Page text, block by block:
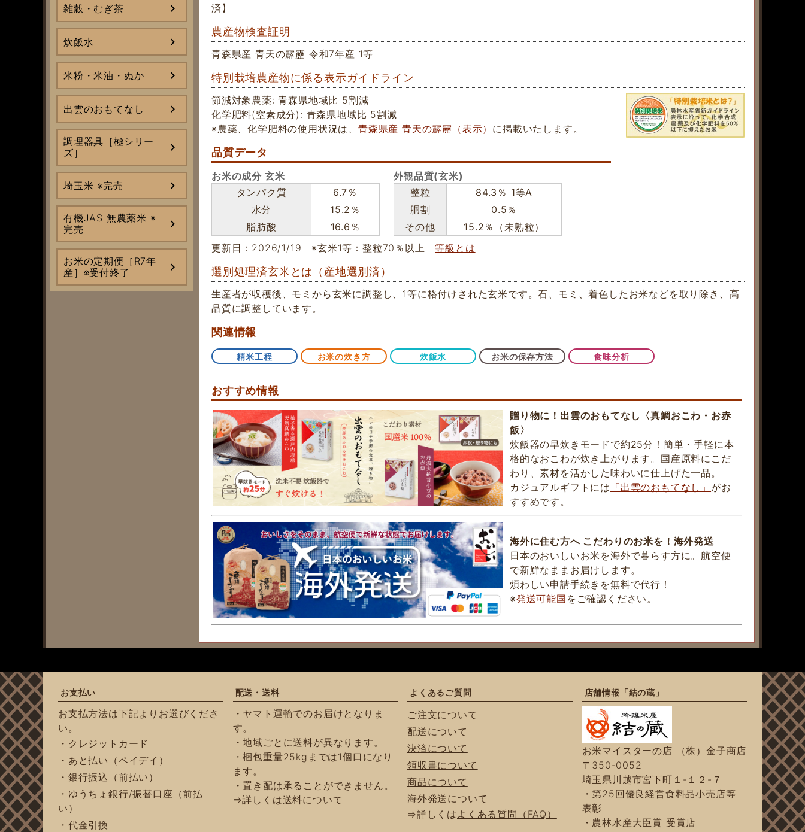
雑穀・むぎ茶
炊飯水
米粉・米油・ぬか
出雲のおもてなし
調理器具［極シリー
ズ］
埼玉米 ※完売
有機JAS 無農薬米 ※
完売
お米の定期便［R7年
産］※受付終了
済】
農産物検査証明
青森県産 青天の霹靂 令和7年産 1等
特別栽培農産物に係る表示ガイドライン
節減対象農薬: 青森県地域比 5割減
化学肥料(窒素成分): 青森県地域比 5割減
※農薬、化学肥料の使用状況は、 青森県産 青天の霹靂（表示） に掲載いたします。
品質データ
お米の成分 玄米
タンパク質
6.7％
水分
15.2％
脂肪酸
16.6％
外観品質(玄米)
整粒
84.3％ 1等A
胴割
0.5％
その他
15.2％（未熟粒）
更新日：2026/1/19※玄米1等：整粒70％以上等級とは
選別処理済玄米とは（産地選別済）
生産者が収穫後、モミから玄米に調整し、1等に格付けされた玄米です。石、モミ、着色したお米などを取り除き、高
品質に調整しています。
関連情報
精米工程 お米の炊き方 炊飯水 お米の保存方法 食味分析
おすすめ情報
贈り物に！出雲のおもてなし〈真鯛おこわ・お赤
飯〉
炊飯器の早炊きモードで約25分！簡単・手軽に本
格的なおこわが炊き上がります。国産原料にこだ
わり、素材を活かした味わいに仕上げた一品。
カジュアルギフトには 「出雲のおもてなし」 がお
すすめです。
海外に住む方へ こだわりのお米を！海外発送
日本のおいしいお米を海外で暮らす方に。航空便
で新鮮なままお届けします。
煩わしい申請手続きを無料で代行！
※発送可能国 をご確認ください。
お支払い
お支払方法は下記よりお選びくださ
い。
・クレジットカード
・あと払い（ペイデイ）
・銀行振込（前払い）
・ゆうちょ銀行/振替口座（前払
い）
・代金引換
配送・送料
・ヤマト運輸でのお届けとなりま
す。
・地域ごとに送料が異なります。
・梱包重量25kgまでは1個口になり
ます。
・置き配は承ることができません。
⇒詳しくは送料について
よくあるご質問
ご注文について
配送について
決済について
領収書について
商品について
海外発送について
⇒詳しくは よくある質問（FAQ）
店舗情報「結の蔵」
お米マイスターの店 （株）金子商店
〒350-0052
埼玉県川越市宮下町１-１２-７
・第25回優良経営食料品小売店等
表彰
・農林水産大臣賞 受賞店